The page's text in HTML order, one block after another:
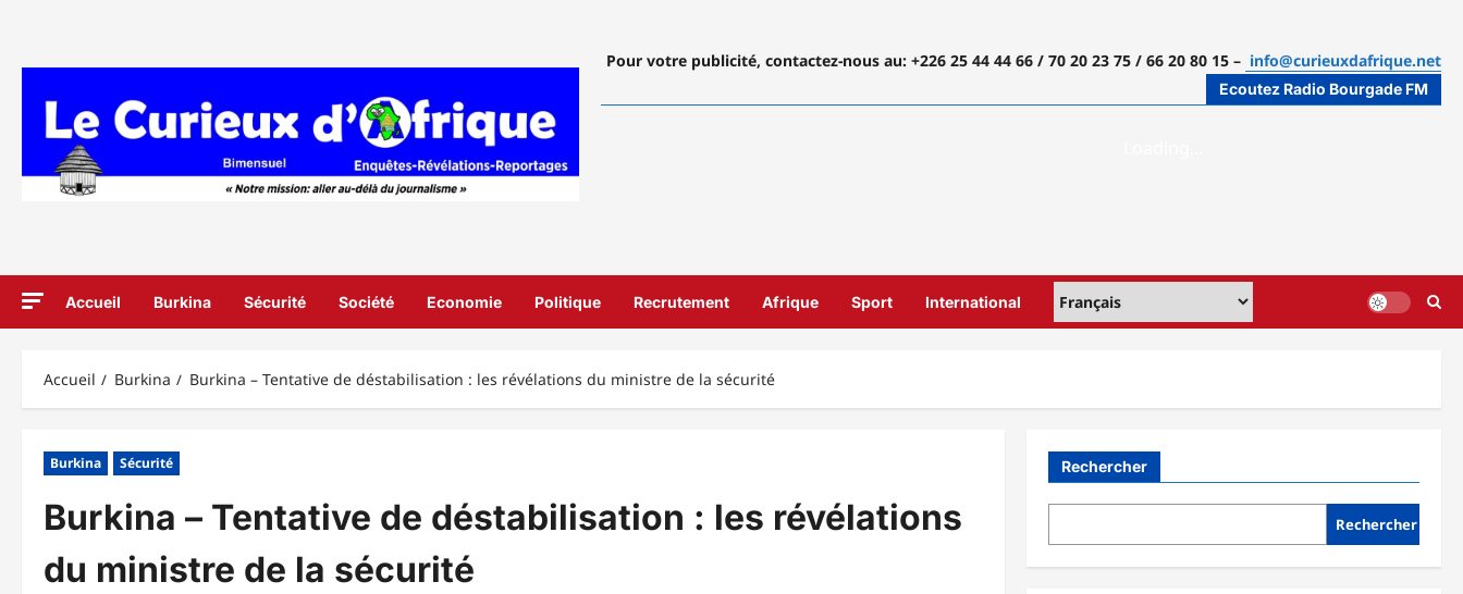
Pour votre publicité, contactez-nous au: +226 25 44 44 66 / 70 20 23 75 / 66 20 80 15 – info@curieuxdafrique.net
Ecoutez Radio Bourgade FM
Accueil Burkina Sécurité Société Economie Politique Recrutement Afrique Sport International
Accueil Burkina Burkina – Tentative de déstabilisation : les révélations du ministre de la sécurité
Burkina Sécurité
Burkina – Tentative de déstabilisation : les révélations
du ministre de la sécurité
Rechercher
Rechercher